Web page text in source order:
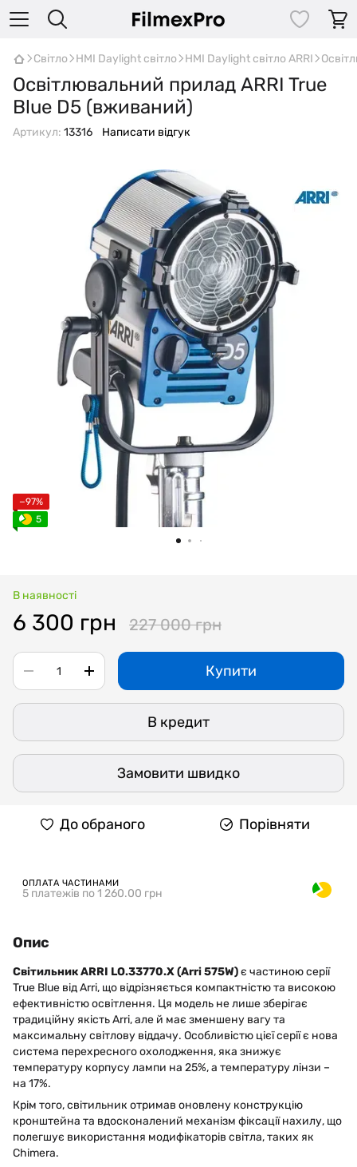
Світло HMI Daylight світло HMI Daylight світло ARRI
Освітлювальний прилад ARRI True
Blue D5 (вживаний)
Артикул: 13316 Написати відгук
−97%
5
В наявності
6 300 грн 227 000 грн
Купити
В кредит
Замовити швидко
До обраного Порівняти
ОПЛАТА ЧАСТИНАМИ
5 платежів по 1 260.00 грн
Опис
Світильник ARRI LO.33770.X (Arri 575W)є частиною серії
True Blue від Arri, що відрізняється компактністю та високою
ефективністю освітлення. Ця модель не лише зберігає
традиційну якість Arri, але й має зменшену вагу та
максимальну світлову віддачу. Особливістю цієї серії є нова
система перехресного охолодження, яка знижує
температуру корпусу лампи на 25%, а температуру лінзи –
на 17%.
Крім того, світильник отримав оновлену конструкцію
кронштейна та вдосконалений механізм фіксації нахилу, що
полегшує використання модифікаторів світла, таких як
Chimera.